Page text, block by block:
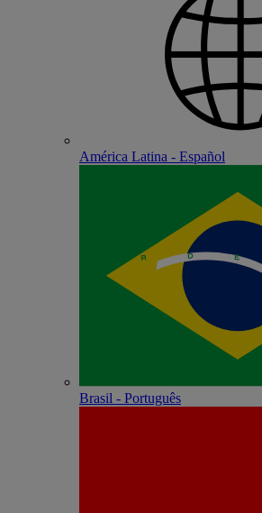
América Latina - Español
Brasil - Português